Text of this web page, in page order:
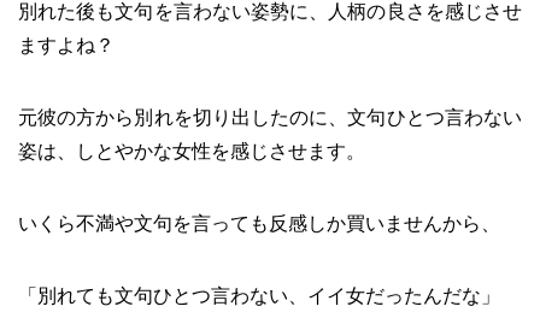
別れた後も文句を言わない姿勢に、人柄の良さを感じさせ
ますよね？
元彼の方から別れを切り出したのに、文句ひとつ言わない
姿は、しとやかな女性を感じさせます。
いくら不満や文句を言っても反感しか買いませんから、
「別れても文句ひとつ言わない、イイ女だったんだな」